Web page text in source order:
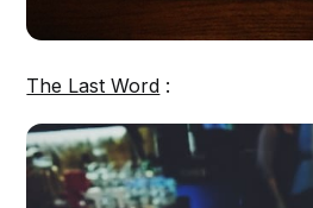
The Last Word :